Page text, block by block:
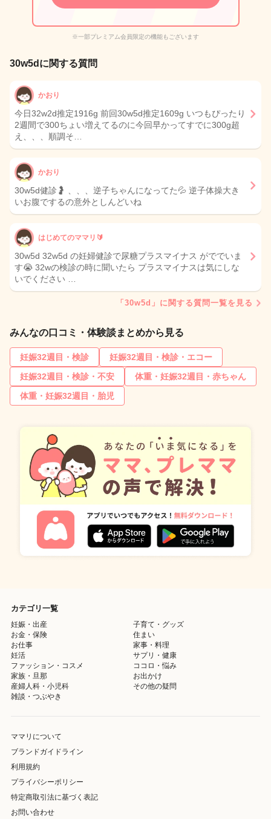
※一部プレミアム会員限定の機能もございます
30w5dに関する質問
かおり
今日32w2d推定1916g 前回30w5d推定1609g いつもぴったり
2週間で300ちょい増えてるのに今回早かってすでに300g超
え、、、順調そ…
かおり
30w5d健診🤰 、、、逆子ちゃんになってた💦 逆子体操大き
いお腹でするの意外としんどいね
はじめてのママリ🔰
30w5d 32w5d の妊婦健診で尿糖プラスマイナス がででいま
す😭 32wの検診の時に聞いたら プラスマイナスは気にしな
いでください …
「30w5d」に関する質問一覧を見る
みんなの口コミ・体験談まとめから見る
妊娠32週目・検診
妊娠32週目・検診・エコー
妊娠32週目・検診・不安
体重・妊娠32週目・赤ちゃん
体重・妊娠32週目・胎児
カテゴリ一覧
妊娠・出産
子育て・グッズ
お金・保険
住まい
お仕事
家事・料理
妊活
サプリ・健康
ファッション・コスメ
ココロ・悩み
家族・旦那
お出かけ
産婦人科・小児科
その他の疑問
雑談・つぶやき
ママリについて
ブランドガイドライン
利用規約
プライバシーポリシー
特定商取引法に基づく表記
お問い合わせ